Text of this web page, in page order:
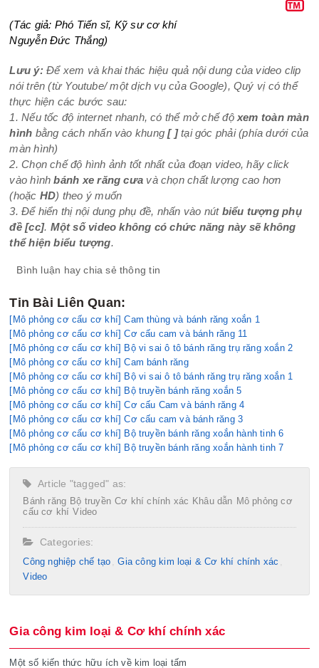
(Tác giả: Phó Tiến sĩ, Kỹ sư cơ khí
Nguyễn Đức Thắng)
Lưu ý:Để xem và khai thác hiệu quả nội dung của video clip
nói trên (từ Youtube/ một dịch vụ của Google), Quý vị có thể
thực hiện các bước sau:
1. Nếu tốc độ internet nhanh, có thể mở chế độ xem toàn màn
hình bằng cách nhấn vào khung [ ] tại góc phải (phía dưới của
màn hình)
2. Chọn chế độ hình ảnh tốt nhất của đoạn video, hãy click
vào hình bánh xe răng cưa và chọn chất lượng cao hơn
(hoặc HD) theo ý muốn
3. Để hiển thị nội dung phụ đề, nhấn vào nút biểu tượng phụ
đề [cc]. Một số video không có chức năng này sẽ không
thể hiện biểu tượng.
Bình luận hay chia sẻ thông tin
Tin Bài Liên Quan:
[Mô phỏng cơ cấu cơ khí] Cam thùng và bánh răng xoắn 1
[Mô phỏng cơ cấu cơ khí] Cơ cấu cam và bánh răng 11
[Mô phỏng cơ cấu cơ khí] Bộ vi sai ô tô bánh răng trụ răng xoắn 2
[Mô phỏng cơ cấu cơ khí] Cam bánh răng
[Mô phỏng cơ cấu cơ khí] Bộ vi sai ô tô bánh răng trụ răng xoắn 1
[Mô phỏng cơ cấu cơ khí] Bộ truyền bánh răng xoắn 5
[Mô phỏng cơ cấu cơ khí] Cơ cấu Cam và bánh răng 4
[Mô phỏng cơ cấu cơ khí] Cơ cấu cam và bánh răng 3
[Mô phỏng cơ cấu cơ khí] Bộ truyền bánh răng xoắn hành tinh 6
[Mô phỏng cơ cấu cơ khí] Bộ truyền bánh răng xoắn hành tinh 7
Article "tagged" as:
Bánh răng Bộ truyền Cơ khí chính xác Khâu dẫn Mô phỏng cơ
cấu cơ khí Video
Categories:
Công nghiệp chế tạo​
Gia công kim loại & Cơ khí chính xác
Video
Gia công kim loại & Cơ khí chính xác
Một số kiến thức hữu ích về kim loại tấm